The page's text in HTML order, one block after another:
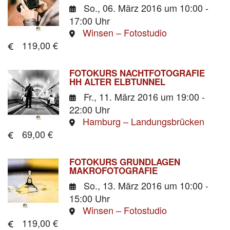
So., 06. März 2016 um 10:00 -
17:00 Uhr
Winsen – Fotostudio
119,00 €
FOTOKURS NACHTFOTOGRAFIE
HH ALTER ELBTUNNEL
Fr., 11. März 2016 um 19:00 -
22:00 Uhr
Hamburg – Landungsbrücken
69,00 €
FOTOKURS GRUNDLAGEN
MAKROFOTOGRAFIE
So., 13. März 2016 um 10:00 -
15:00 Uhr
Winsen – Fotostudio
119,00 €